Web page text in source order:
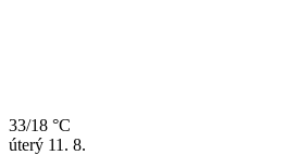
33/18 °C
úterý 11. 8.